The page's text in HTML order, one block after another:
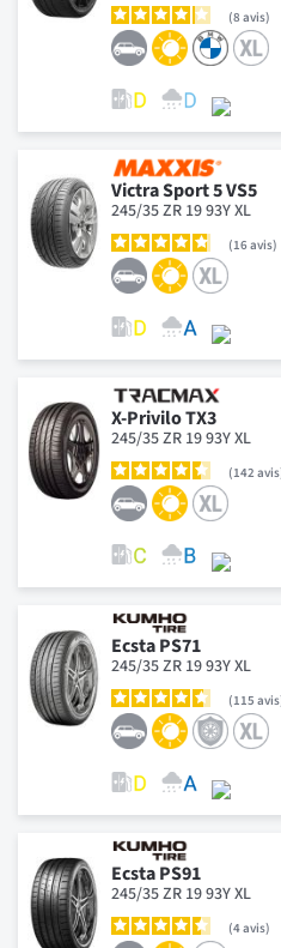
8 avis
Victra Sport 5 VS5
245/35 ZR 19 93Y XL
16avis
X-Privilo TX3
245/35 ZR 19 93Y XL
142 avis
Ecsta PS71
245/35 ZR 19 93Y XL
115 avis
Ecsta PS91
245/35 ZR 19 93Y XL
4avis